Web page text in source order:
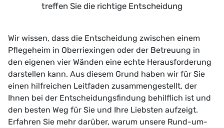
treffen Sie die richtige Entscheidung
Wir wissen, dass die Entscheidung zwischen einem
Pflegeheim in Oberriexingen oder der Betreuung in
den eigenen vier Wänden eine echte Herausforderung
darstellen kann. Aus diesem Grund haben wir für Sie
einen hilfreichen Leitfaden zusammengestellt, der
Ihnen bei der Entscheidungsfindung behilflich ist und
den besten Weg für Sie und Ihre Liebsten aufzeigt.
Erfahren Sie mehr darüber, warum unsere Rund-um-